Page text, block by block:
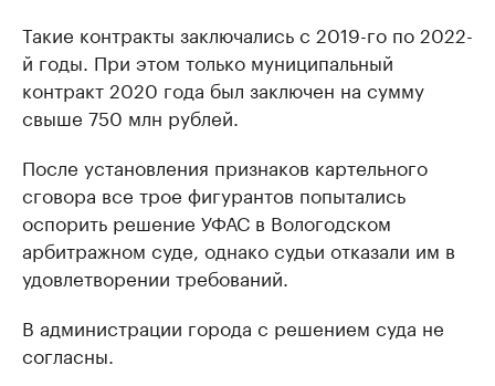
Такие контракты заключались с 2019-го по 2022-
й годы. При этом только муниципальный
контракт 2020 года был заключен на сумму
свыше 750 млн рублей.
После установления признаков картельного
сговора все трое фигурантов попытались
оспорить решение УФАС в Вологодском
арбитражном суде, однако судьи отказали им в
удовлетворении требований.
В администрации города с решением суда не
согласны.